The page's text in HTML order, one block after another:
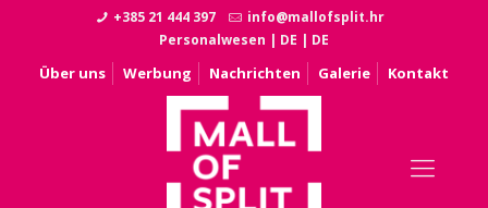
+385 21 444 397
info@mallofsplit.hr
Personalwesen | DE | DE
Über uns Werbung Nachrichten Galerie Kontakt